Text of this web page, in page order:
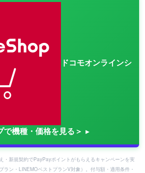
ドコモオンラインシ
で機種・価格を見る＞
・新規契約でPayPayポイントがもらえるキャンペーンを実
ラン・LINEMOベストプランV対象）。付与額・適用条件・